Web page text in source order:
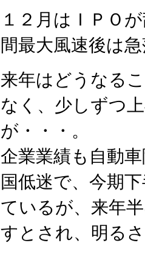
１２月はＩＰＯ
間最大風速後は
来年はどうなる
なく、少しずつ
が・・・。
企業業績も自動
国低迷で、今期
ているが、来年
すとされ、明る